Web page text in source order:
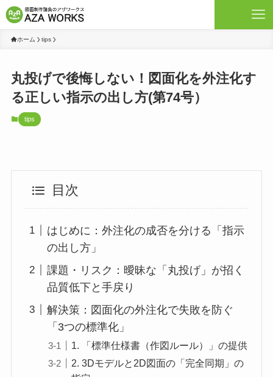
ホーム tips
丸投げで後悔しない！図面化を外注化す
る正しい指示の出し方(第74号）
tips
目次
はじめに：外注化の成否を分ける「指示
の出し方」
課題・リスク：曖昧な「丸投げ」が招く
品質低下と手戻り
解決策：図面化の外注化で失敗を防ぐ
「3つの標準化」
1. 「標準仕様書（作図ルール）」の提供
2. 3Dモデルと2D図面の「完全同期」の